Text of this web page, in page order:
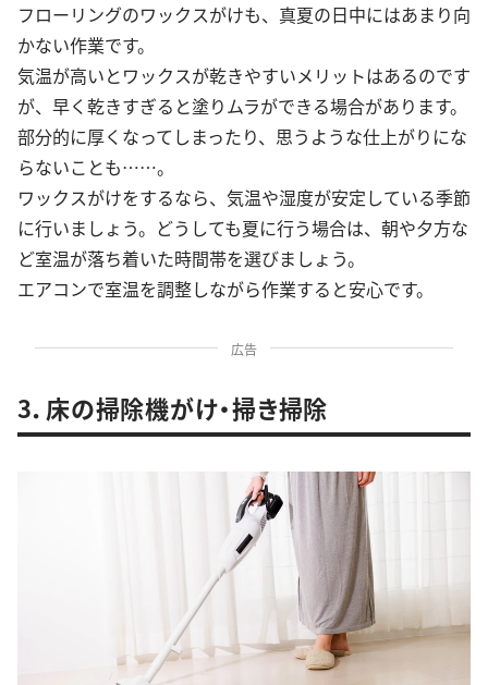
フローリングのワックスがけも、真夏の日中にはあまり向
かない作業です。
気温が高いとワックスが乾きやすいメリットはあるのです
が、早く乾きすぎると塗りムラができる場合があります。
部分的に厚くなってしまったり、思うような仕上がりにな
らないことも……。
ワックスがけをするなら、気温や湿度が安定している季節
に行いましょう。どうしても夏に行う場合は、朝や夕方な
ど室温が落ち着いた時間帯を選びましょう。
エアコンで室温を調整しながら作業すると安心です。
広告
3．床の掃除機がけ・掃き掃除